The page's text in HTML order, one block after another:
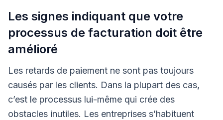
Les signes indiquant que votre
processus de facturation doit être
amélioré
Les retards de paiement ne sont pas toujours
causés par les clients. Dans la plupart des cas,
c’est le processus lui-même qui crée des
obstacles inutiles. Les entreprises s’habituent